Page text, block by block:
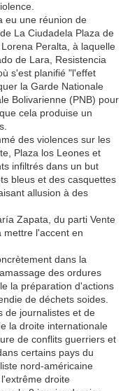
eu une réunion de
La Ciudadela Plaza de
Peralta, à laquelle
de Lara, Resistencia
s'est planifié "l'effet
la Garde Nationale
Bolivarienne (PNB) pour
cela produise un
des violences sur les
Plaza los Leones et
infiltrés dans un but
bleus et des casquettes
allusion à des
Zapata, du parti Vente
mettre l'accent en
dans la
des ordures
la préparation d'actions
de déchets soides.
de journalistes et de
la droite internationale
de conflits guerriers et
certains pays du
nord-américaine
droite